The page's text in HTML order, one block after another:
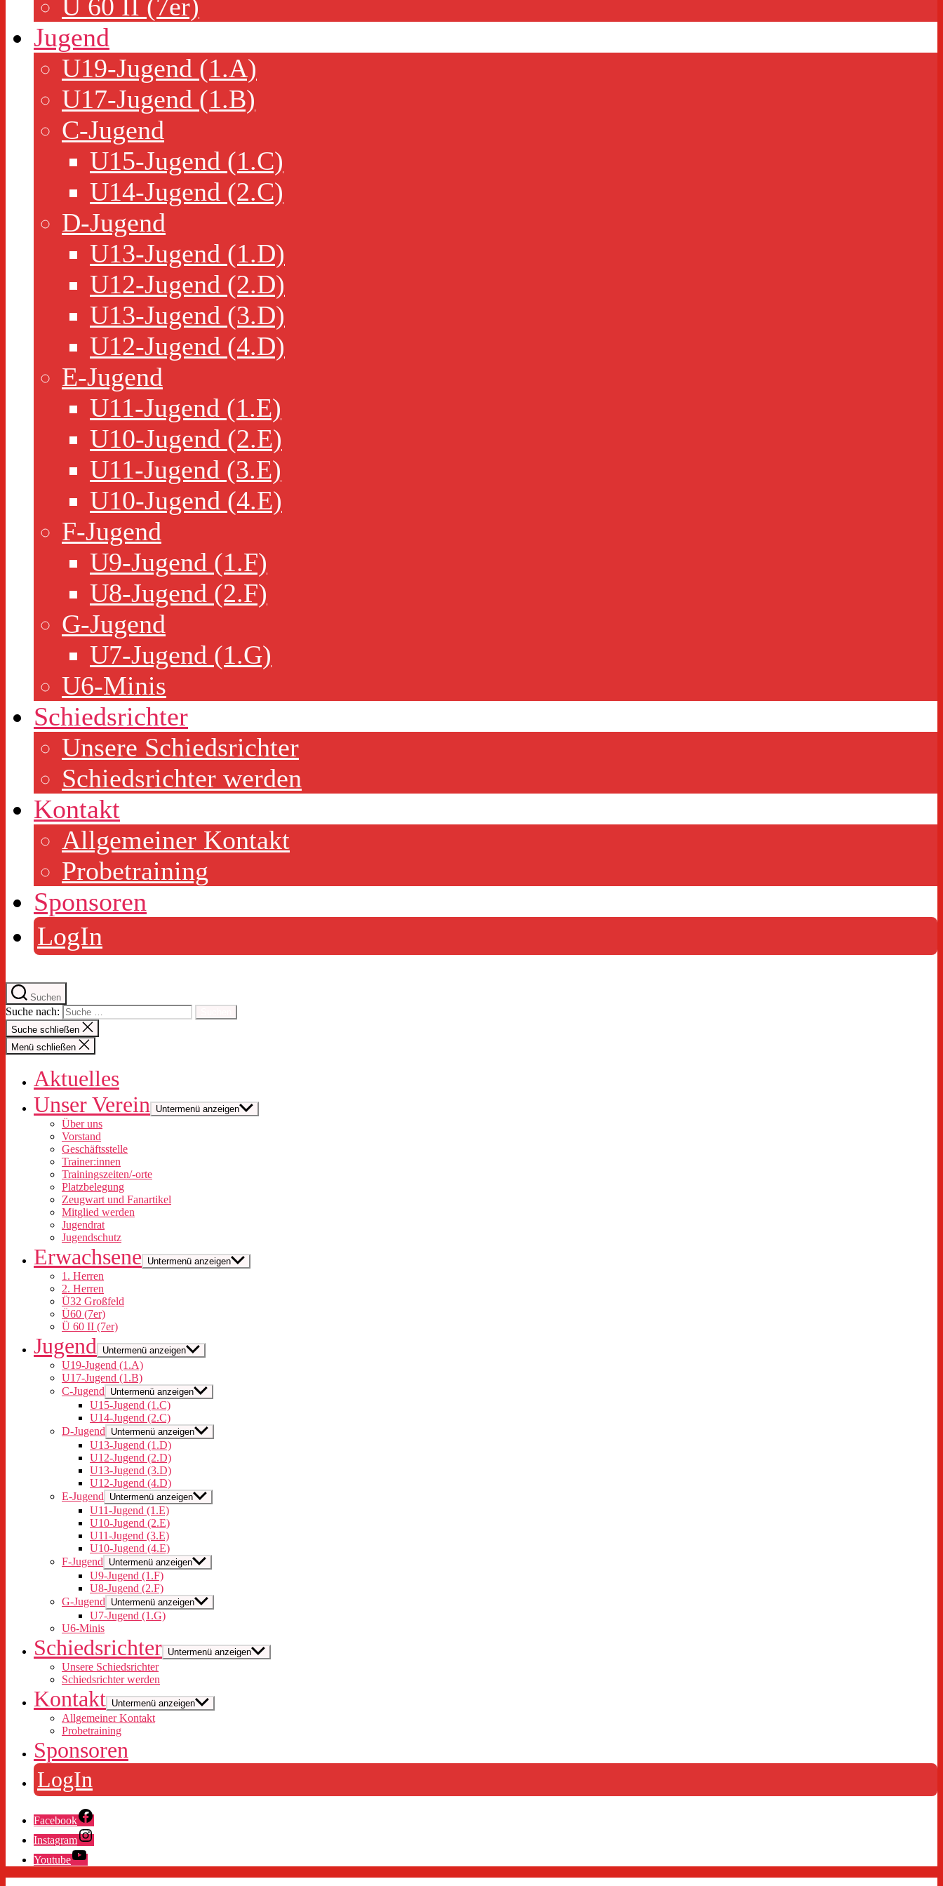
Ü 60 II (7er)
Jugend
U19-Jugend (1.A)
U17-Jugend (1.B)
C-Jugend
U15-Jugend (1.C)
U14-Jugend (2.C)
D-Jugend
U13-Jugend (1.D)
U12-Jugend (2.D)
U13-Jugend (3.D)
U12-Jugend (4.D)
E-Jugend
U11-Jugend (1.E)
U10-Jugend (2.E)
U11-Jugend (3.E)
U10-Jugend (4.E)
F-Jugend
U9-Jugend (1.F)
U8-Jugend (2.F)
G-Jugend
U7-Jugend (1.G)
U6-Minis
Schiedsrichter
Unsere Schiedsrichter
Schiedsrichter werden
Kontakt
Allgemeiner Kontakt
Probetraining
Sponsoren
LogIn
Suchen
Suche nach:
Suche schließen
Menü schließen
Aktuelles
Unser Verein
Untermenü anzeigen
Über uns
Vorstand
Geschäftsstelle
Trainer:innen
Trainingszeiten/-orte
Platzbelegung
Zeugwart und Fanartikel
Mitglied werden
Jugendrat
Jugendschutz
Erwachsene Untermenü anzeigen
1. Herren
2. Herren
Ü32 Großfeld
Ü60 (7er)
Ü 60 II (7er)
Jugend Untermenü anzeigen
U19-Jugend (1.A)
U17-Jugend (1.B)
C-Jugend
Untermenü anzeigen
U15-Jugend (1.C)
U14-Jugend (2.C)
D-Jugend
Untermenü anzeigen
U13-Jugend (1.D)
U12-Jugend (2.D)
U13-Jugend (3.D)
U12-Jugend (4.D)
E-Jugend
Untermenü anzeigen
U11-Jugend (1.E)
U10-Jugend (2.E)
U11-Jugend (3.E)
U10-Jugend (4.E)
F-Jugend
Untermenü anzeigen
U9-Jugend (1.F)
U8-Jugend (2.F)
G-Jugend
Untermenü anzeigen
U7-Jugend (1.G)
U6-Minis
Schiedsrichter Untermenü anzeigen
Unsere Schiedsrichter
Schiedsrichter werden
Kontakt Untermenü anzeigen
Allgemeiner Kontakt
Probetraining
Sponsoren
LogIn
Facebook
Instagram
Youtube